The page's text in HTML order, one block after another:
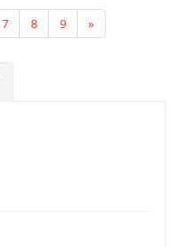
7 8 9 »